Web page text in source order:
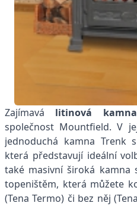
Zajímavá litinová kamna
společnost Mountfield. V
jednoduchá kamna Trenk
která představují ideální
také masivní široká kamna
topeništěm, která můžete
(Tena Termo) či bez něj